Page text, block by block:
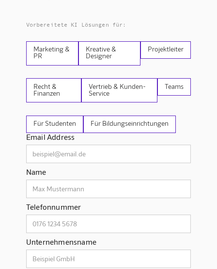
Vorbereitete KI Lösungen für:
Marketing &
PR
Kreative &
Designer
Projektleiter
Recht &
Finanzen
Vertrieb & Kunden-
Service
Teams
Für Studenten Für Bildungseinrichtungen
Email Address
Name
Telefonnummer
Unternehmensname